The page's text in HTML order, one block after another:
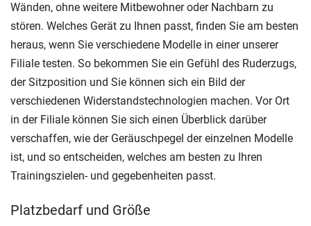
Wänden, ohne weitere Mitbewohner oder Nachbarn zu
stören. Welches Gerät zu Ihnen passt, finden Sie am besten
heraus, wenn Sie verschiedene Modelle in einer unserer
Filiale testen. So bekommen Sie ein Gefühl des Ruderzugs,
der Sitzposition und Sie können sich ein Bild der
verschiedenen Widerstandstechnologien machen. Vor Ort
in der Filiale können Sie sich einen Überblick darüber
verschaffen, wie der Geräuschpegel der einzelnen Modelle
ist, und so entscheiden, welches am besten zu Ihren
Trainingszielen- und gegebenheiten passt.
Platzbedarf und Größe